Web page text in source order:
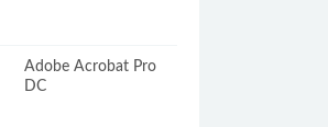
Adobe Acrobat Pro
DC